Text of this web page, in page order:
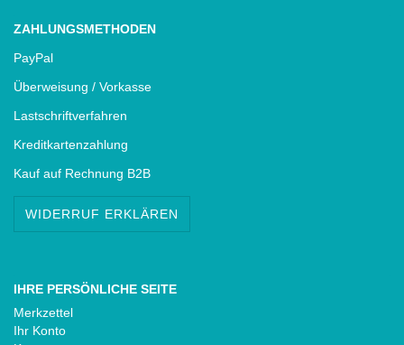
ZAHLUNGSMETHODEN
PayPal
Überweisung / Vorkasse
Lastschriftverfahren
Kreditkartenzahlung
Kauf auf Rechnung B2B
WIDERRUF ERKLÄREN
IHRE PERSÖNLICHE SEITE
Merkzettel
Ihr Konto